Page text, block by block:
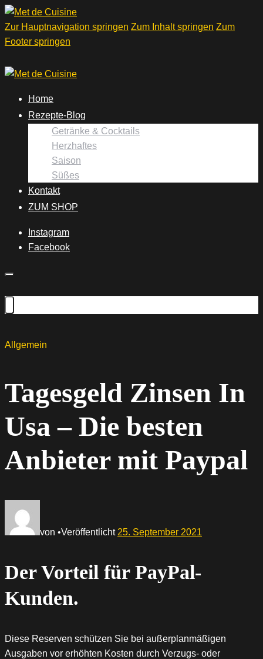
Zur Hauptnavigation springen Zum Inhalt springen Zum
Footer springen
Home
Rezepte-Blog
Getränke & Cocktails
Herzhaftes
Saison
Süßes
Kontakt
ZUM SHOP
Instagram
Facebook
Allgemein
Tagesgeld Zinsen In
Usa – Die besten
Anbieter mit Paypal
von •Veröffentlicht 25. September 2021
Der Vorteil für PayPal-
Kunden.
Diese Reserven schützen Sie bei außerplanmäßigen
Ausgaben vor erhöhten Kosten durch Verzugs- oder